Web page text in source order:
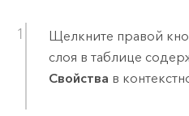
Щелкните правой
слоя в таблице
Свойства в